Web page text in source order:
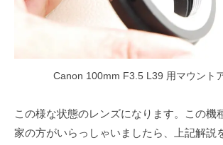
Canon 100mm F3.5 L39 用マウント
この様な状態のレンズになります。この機
家の方がいらっしゃいましたら、上記解説